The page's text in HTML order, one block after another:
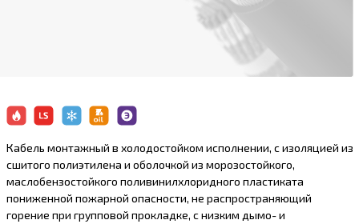
Кабель монтажный в холодостойком исполнении, с изоляцией из
сшитого полиэтилена и оболочкой из морозостойкого,
маслобензостойкого поливинилхлоридного пластиката
пониженной пожарной опасности, не распространяющий
горение при групповой прокладке, с низким дымо- и